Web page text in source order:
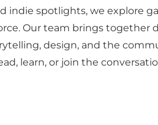
indie spotlights, we explore
Our team brings together
design, and the
learn, or join the